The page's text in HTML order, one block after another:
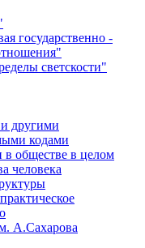
государственно -
светскости"
другими
кодами
в обществе в целом
человека
А.Сахарова